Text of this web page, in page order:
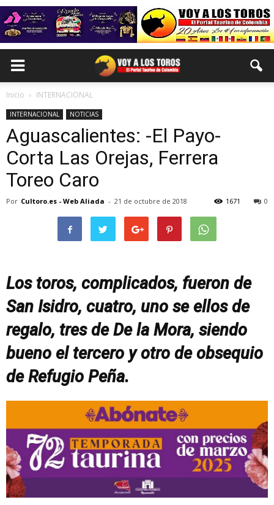
Inicio INTERNACIONAL
INTERNACIONAL NOTICIAS
Aguascalientes: -El Payo-
Corta Las Orejas, Ferrera
Toreo Caro
Por Cultoro.es - Web Aliada - 21 de octubre de 2018 0
1671
Los toros, complicados, fueron de
San Isidro, cuatro, uno se ellos de
regalo, tres de De la Mora, siendo
bueno el tercero y otro de obsequio
de Refugio Peña.